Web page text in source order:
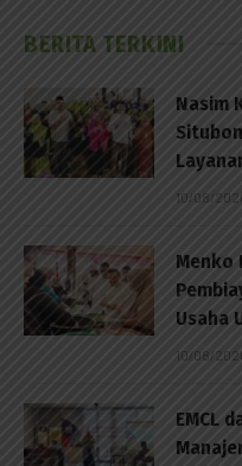
BERITA TERKINI
Nasim
10/08/
Menko
Usaha
10/08/
EMCL